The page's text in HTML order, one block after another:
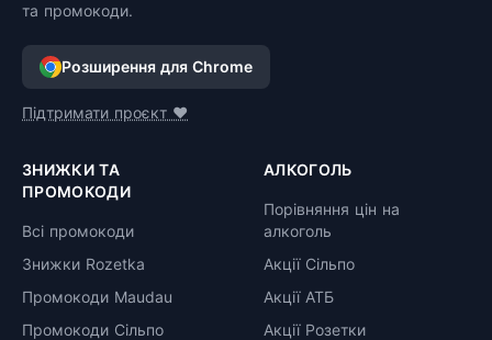
та промокоди.
Розширення для Chrome
Підтримати проєкт ❤️
ЗНИЖКИ ТА
ПРОМОКОДИ
Всі промокоди
Знижки Rozetka
Промокоди Maudau
Промокоди Сільпо
АЛКОГОЛЬ
Порівняння цін на
алкоголь
Акції Сільпо
Акції АТБ
Акції Розетки